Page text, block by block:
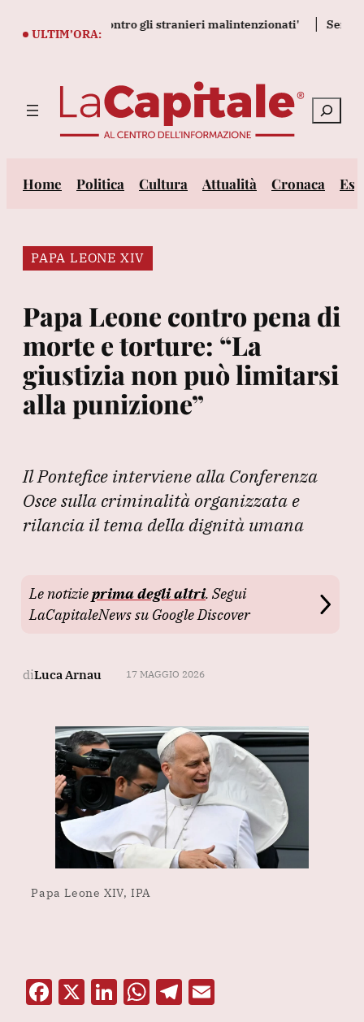
ULTIM’ORA:
'unitevi contro gli stranieri malintenzionati' Senato
Cerca
Home Politica Cultura Attualità Cronaca
PAPA LEONE XIV
Papa Leone contro pena di
morte e torture: “La
giustizia non può limitarsi
alla punizione”
Il Pontefice interviene alla Conferenza
Osce sulla criminalità organizzata e
rilancia il tema della dignità umana
Le notizieprima degli altri. Segui
LaCapitaleNews su Google Discover
diLuca Arnau 17 MAGGIO 2026
Papa Leone XIV, IPA
F X Li W T